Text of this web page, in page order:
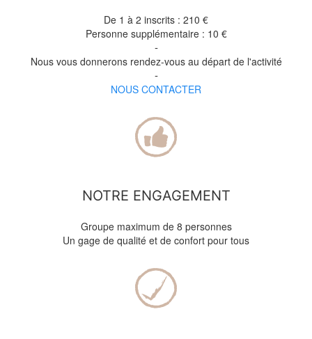
De 1 à 2 inscrits : 210 €
Personne supplémentaire : 10 €
-
Nous vous donnerons rendez-vous au départ de l'activité
-
NOUS CONTACTER
NOTRE ENGAGEMENT
Groupe maximum de 8 personnes
Un gage de qualité et de confort pour tous